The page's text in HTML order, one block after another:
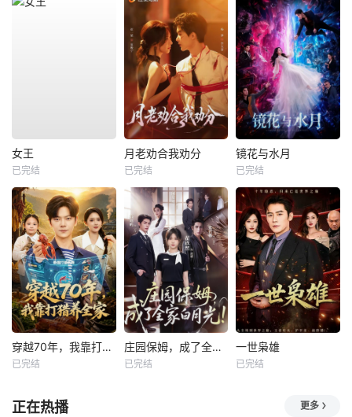
女王
已完结
月老劝合我劝分
已完结
镜花与水月
已完结
穿越70年，我靠打猎养全家
已完结
庄园保姆，成了全家白月光
已完结
一世枭雄
已完结
正在热播 更多